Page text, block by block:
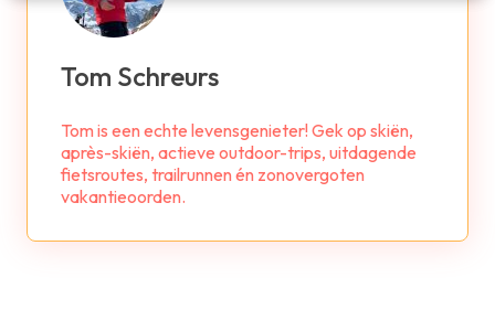
Tom Schreurs
Tom is een echte levensgenieter! Gek op skiën,
après-skiën, actieve outdoor-trips, uitdagende
fietsroutes, trailrunnen én zonovergoten
vakantieoorden.